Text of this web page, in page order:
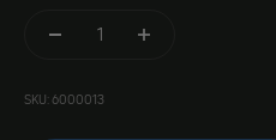
SKU: 6000013